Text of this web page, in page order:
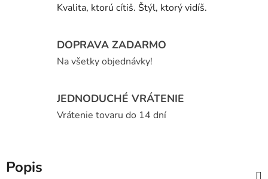
Kvalita, ktorú cítiš. Štýl, ktorý vidíš.
DOPRAVA ZADARMO
Na všetky objednávky!
JEDNODUCHÉ VRÁTENIE
Vrátenie tovaru do 14 dní
Popis